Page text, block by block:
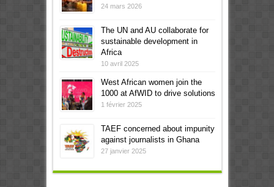
24 mars 2026
The UN and AU collaborate for
sustainable development in
Africa
10 avril 2025
West African women join the
1000 at AfWID to drive solutions
1 février 2025
TAEF concerned about impunity
against journalists in Ghana
27 janvier 2025